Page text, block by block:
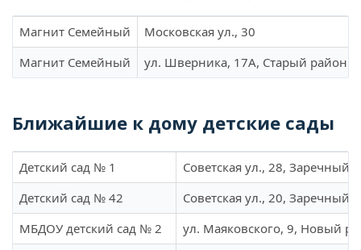
Магнит Семейный
Московская ул., 30
Магнит Семейный
ул. Шверника, 17А, Старый район
Ближайшие к дому детские сады
Детский сад № 1
Советская ул., 28, Заречный
Детский сад № 42
Советская ул., 20, Заречный
МБДОУ детский сад № 2
ул. Маяковского, 9, Новый